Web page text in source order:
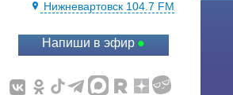
Нижневартовск 104.7 FM
Напиши в эфир